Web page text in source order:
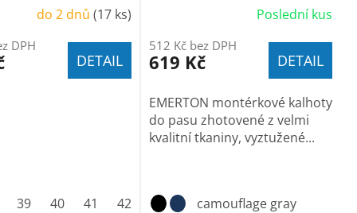
do 2 dnů (17 ks)
DPH
DETAIL
39 40 41 42 43 44 45 46 47
Poslední kus
512 Kč bez DPH
619 Kč DETAIL
EMERTON montérkové kalhoty
do pasu zhotovené z velmi
kvalitní tkaniny, vyztužené...
camouflage gray